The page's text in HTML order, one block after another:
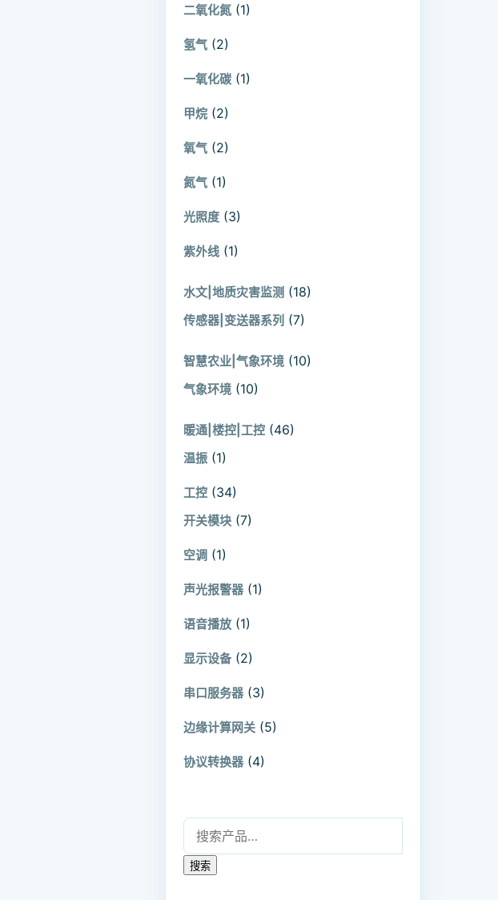
二氧化氮 (1)
氢气 (2)
一氧化碳 (1)
甲烷 (2)
氧气 (2)
氮气 (1)
光照度 (3)
紫外线 (1)
水文|地质灾害监测 (18)
传感器|变送器系列 (7)
智慧农业|气象环境 (10)
气象环境 (10)
暖通|楼控|工控 (46)
温振 (1)
工控 (34)
开关模块 (7)
空调 (1)
声光报警器 (1)
语音播放 (1)
显示设备 (2)
串口服务器 (3)
边缘计算网关 (5)
协议转换器 (4)
搜索：
搜索